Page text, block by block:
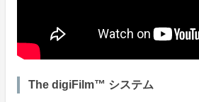
The digiFilm™ システム